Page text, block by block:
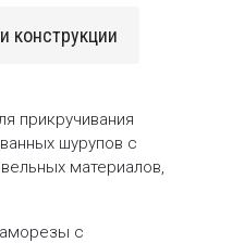
конструкции
прикручивания
шурупов с
материалов,
с